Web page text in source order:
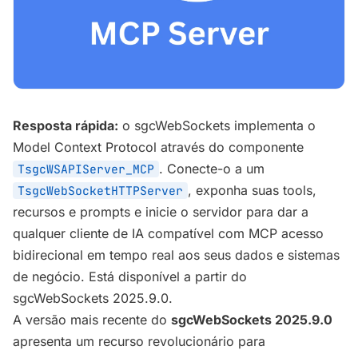
Resposta rápida: o sgcWebSockets implementa o
Model Context Protocol através do componente
TsgcWSAPIServer_MCP . Conecte-o a um
TsgcWebSocketHTTPServer , exponha suas tools,
recursos e prompts e inicie o servidor para dar a
qualquer cliente de IA compatível com MCP acesso
bidirecional em tempo real aos seus dados e sistemas
de negócio. Está disponível a partir do
sgcWebSockets 2025.9.0.
A versão mais recente do sgcWebSockets 2025.9.0
apresenta um recurso revolucionário para